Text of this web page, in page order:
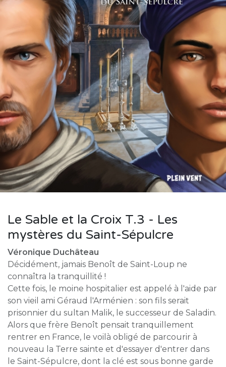
Le Sable et la Croix T.3 - Les
mystères du Saint-Sépulcre
Véronique Duchâteau
Décidément, jamais Benoît de Saint-Loup ne
connaîtra la tranquillité !
Cette fois, le moine hospitalier est appelé à l'aide par
son vieil ami Géraud l'Arménien : son fils serait
prisonnier du sultan Malik, le successeur de Saladin.
Alors que frère Benoît pensait tranquillement
rentrer en France, le voilà obligé de parcourir à
nouveau la Terre sainte et d'essayer d'entrer dans
le Saint-Sépulcre, dont la clé est sous bonne garde